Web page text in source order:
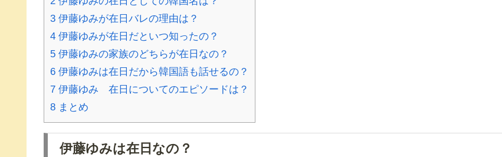
3 伊藤ゆみが在日バレの理由は？
4 伊藤ゆみが在日だといつ知ったの？
5 伊藤ゆみの家族のどちらが在日なの？
6 伊藤ゆみは在日だから韓国語も話せるの？
7 伊藤ゆみ 在日についてのエピソードは？
8 まとめ
伊藤ゆみは在日なの？